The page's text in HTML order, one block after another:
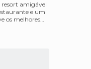
amigável
e um
os melhores